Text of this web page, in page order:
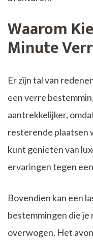
Waarom
Minute
Er zijn tal van
een verre
aantrekkelijker,
resterende plaatsen
kunt genieten van
ervaringen tegen
Bovendien kan een
bestemmingen die je
overwogen. Het